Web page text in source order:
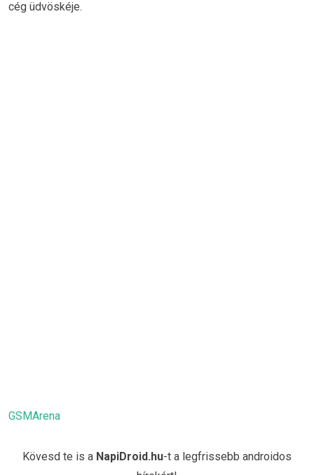
cég üdvöskéje.
GSMArena
Kövesd te is a NapiDroid.hu-t a legfrissebb androidos